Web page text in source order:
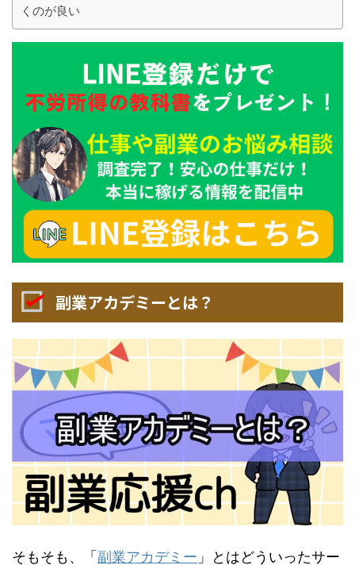
くのが良い
副業アカデミーとは？
そもそも、「 副業アカデミー 」とはどういったサー